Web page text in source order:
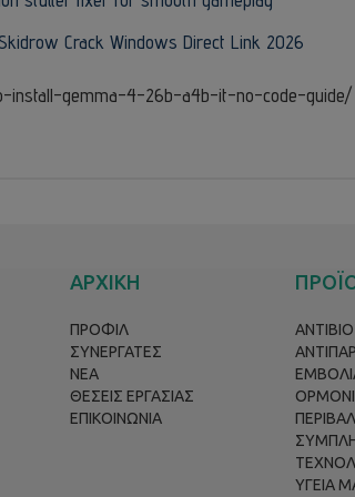
Crack Windows Direct Link 2026
install-gemma-4-26b-a4b-it-no-code-guide/
ΑΡΧΙΚΗ
ΠΡΟΦΙΛ
ΣΥΝΕΡΓΑΤΕΣ
ΝΕΑ
ΘΕΣΕΙΣ ΕΡΓΑΣΙΑΣ
ΕΠΙΚΟΙΝΩΝΙΑ
ΥΓΕΙΑ